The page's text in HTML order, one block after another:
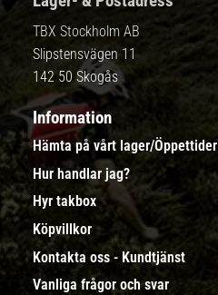
TBX Stockholm AB
Slipstensvägen 11
142 50 Skogås
Information
Hämta på vårt lager/Öppettider
Hur handlar jag?
Hyr takbox
Köpvillkor
Kontakta oss - Kundtjänst
Vanliga frågor och svar